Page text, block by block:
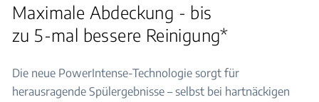
Maximale Abdeckung - bis
zu 5-mal bessere Reinigung*
Die neue PowerIntense-Technologie sorgt für
herausragende Spülergebnisse – selbst bei hartnäckigen